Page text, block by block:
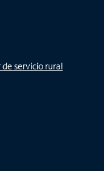
servicio rural